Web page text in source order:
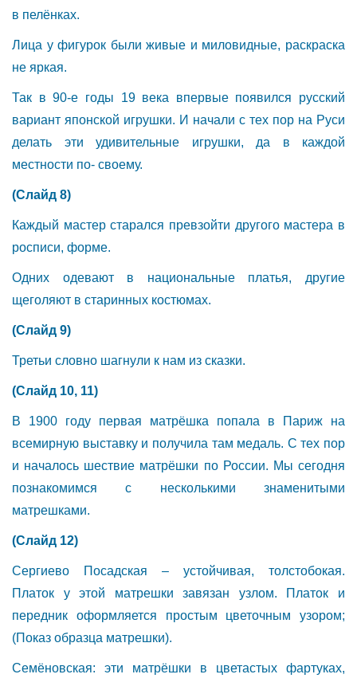
в пелёнках.
Лица у фигурок были живые и миловидные, раскраска
не яркая.
Так в 90-е годы 19 века впервые появился русский
вариант японской игрушки. И начали с тех пор на Руси
делать эти удивительные игрушки, да в каждой
местности по- своему.
(Слайд 8)
Каждый мастер старался превзойти другого мастера в
росписи, форме.
Одних одевают в национальные платья, другие
щеголяют в старинных костюмах.
(Слайд 9)
Третьи словно шагнули к нам из сказки.
(Слайд 10, 11)
В 1900 году первая матрёшка попала в Париж на
всемирную выставку и получила там медаль. С тех пор
и началось шествие матрёшки по России. Мы сегодня
познакомимся с несколькими знаменитыми
матрешками.
(Слайд 12)
Сергиево Посадская – устойчивая, толстобокая.
Платок у этой матрешки завязан узлом. Платок и
передник оформляется простым цветочным узором;
(Показ образца матрешки).
Семёновская: эти матрёшки в цветастых фартуках,